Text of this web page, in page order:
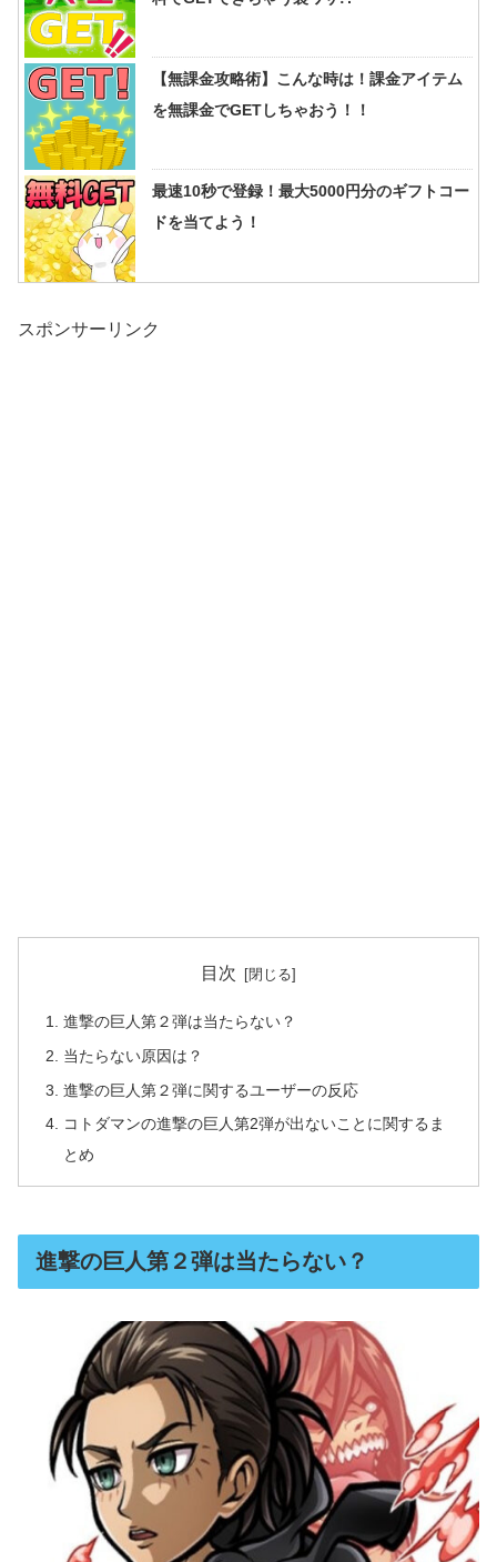
【無課金攻略術】こんな時は！課金アイテム
を無課金でGETしちゃおう！！
最速10秒で登録！最大5000円分のギフトコー
ドを当てよう！
スポンサーリンク
目次
進撃の巨人第２弾は当たらない？
当たらない原因は？
進撃の巨人第２弾に関するユーザーの反応
コトダマンの進撃の巨人第2弾が出ないことに関するま
とめ
進撃の巨人第２弾は当たらない？